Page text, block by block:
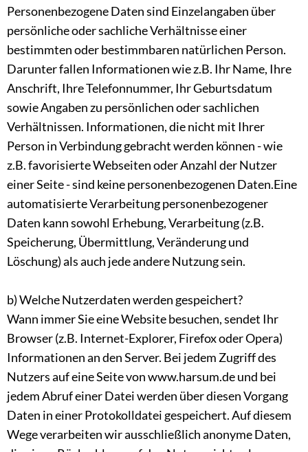
Personenbezogene Daten sind Einzelangaben über
persönliche oder sachliche Verhältnisse einer
bestimmten oder bestimmbaren natürlichen Person.
Darunter fallen Informationen wie z.B. Ihr Name, Ihre
Anschrift, Ihre Telefonnummer, Ihr Geburtsdatum
sowie Angaben zu persönlichen oder sachlichen
Verhältnissen. Informationen, die nicht mit Ihrer
Person in Verbindung gebracht werden können - wie
z.B. favorisierte Webseiten oder Anzahl der Nutzer
einer Seite - sind keine personenbezogenen Daten.Eine
automatisierte Verarbeitung personenbezogener
Daten kann sowohl Erhebung, Verarbeitung (z.B.
Speicherung, Übermittlung, Veränderung und
Löschung) als auch jede andere Nutzung sein.
b) Welche Nutzerdaten werden gespeichert?
Wann immer Sie eine Website besuchen, sendet Ihr
Browser (z.B. Internet-Explorer, Firefox oder Opera)
Informationen an den Server. Bei jedem Zugriff des
Nutzers auf eine Seite von www.harsum.de und bei
jedem Abruf einer Datei werden über diesen Vorgang
Daten in einer Protokolldatei gespeichert. Auf diesem
Wege verarbeiten wir ausschließlich anonyme Daten,